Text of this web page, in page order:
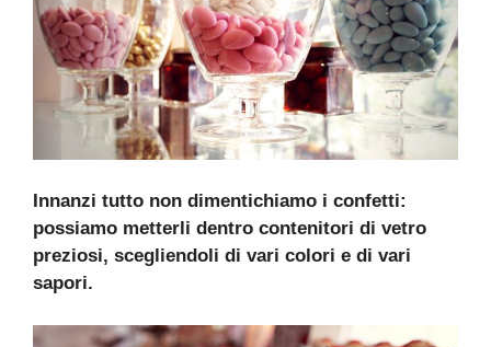
Innanzi tutto non dimentichiamo i confetti:
possiamo metterli dentro contenitori di vetro
preziosi, scegliendoli di vari colori e di vari
sapori.